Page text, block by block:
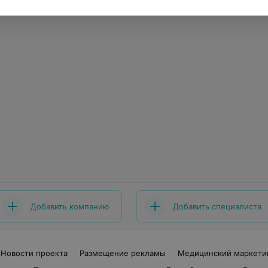
Добавить компанию Добавить специалиста
Новости проекта Размещение рекламы
Медицинский